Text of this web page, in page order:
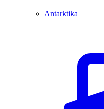
Antarktika